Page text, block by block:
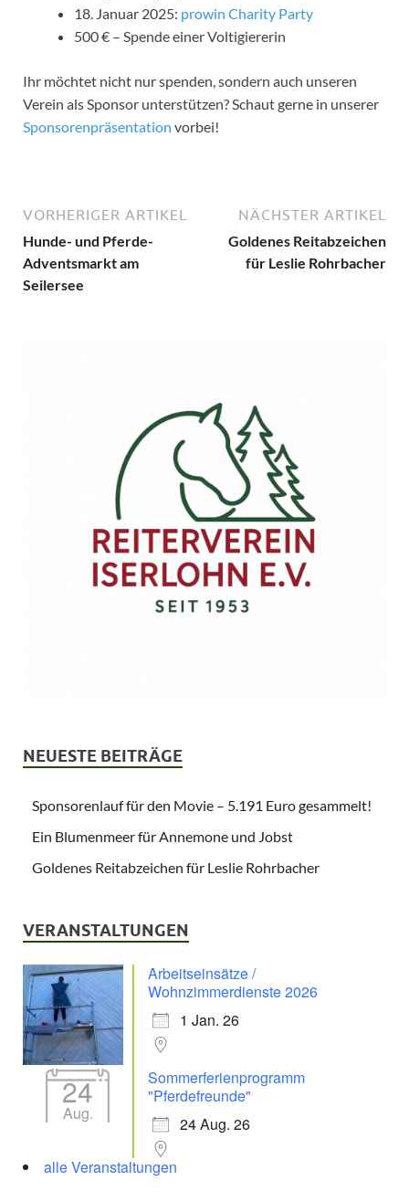
18. Januar 2025: prowin Charity Party
500 € – Spende einer Voltigiererin
Ihr möchtet nicht nur spenden, sondern auch unseren
Verein als Sponsor unterstützen? Schaut gerne in unserer
Sponsorenpräsentation vorbei!
VORHERIGER ARTIKEL
Hunde- und Pferde-
Adventsmarkt am
Seilersee
NÄCHSTER ARTIKEL
Goldenes Reitabzeichen
für Leslie Rohrbacher
NEUESTE BEITRÄGE
Sponsorenlauf für den Movie – 5.191 Euro gesammelt!
Ein Blumenmeer für Annemone und Jobst
Goldenes Reitabzeichen für Leslie Rohrbacher
VERANSTALTUNGEN
Arbeitseinsätze /
Wohnzimmerdienste 2026
1 Jan. 26
24
Aug.
Sommerferienprogramm
"Pferdefreunde"
24 Aug. 26
alle Veranstaltungen